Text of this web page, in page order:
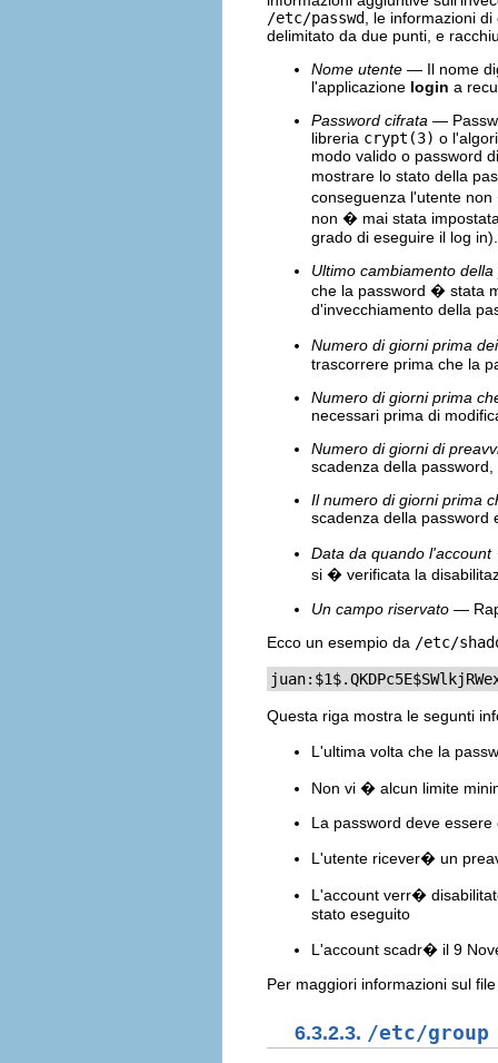
/etc/passwd
, le informazioni
delimitato da due punti, e
Nome utente — Il nome
l'applicazione login a
Password cifrata —
libreria crypt(3) o
modo valido o password
mostrare lo stato della
conseguenza l'utente
non � mai stata
grado di eseguire il log in).
Ultimo cambiamento
che la password � stata
d'invecchiamento della
Numero di giorni prima
trascorrere prima che la
Numero di giorni prima
necessari prima di
Numero di giorni di
scadenza della
Il numero di giorni prima
scadenza della password
Data da quando
si � verificata la
Un campo riservato —
Ecco un esempio da /etc/
Questa riga mostra le segunti
L'ultima volta che la
Non vi � alcun limite
La password deve
L'utente ricever� un
L'account verr�
stato eseguito
L'account scadr� il 9
Per maggiori informazioni sul
6.3.2.3. /etc/group